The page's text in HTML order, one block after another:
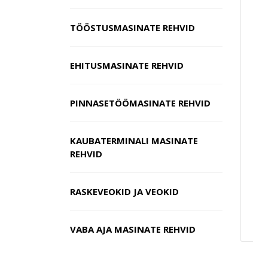
TÖÖSTUSMASINATE REHVID
EHITUSMASINATE REHVID
PINNASETÖÖMASINATE REHVID
KAUBATERMINALI MASINATE
REHVID
RASKEVEOKID JA VEOKID
VABA AJA MASINATE REHVID